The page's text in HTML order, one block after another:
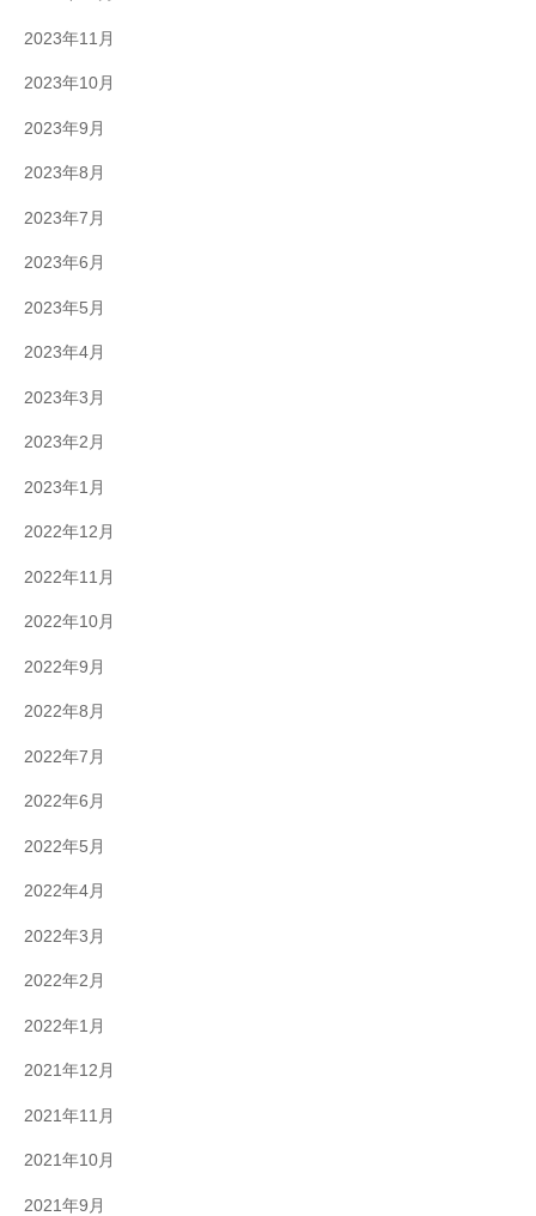
2023年11月
2023年10月
2023年9月
2023年8月
2023年7月
2023年6月
2023年5月
2023年4月
2023年3月
2023年2月
2023年1月
2022年12月
2022年11月
2022年10月
2022年9月
2022年8月
2022年7月
2022年6月
2022年5月
2022年4月
2022年3月
2022年2月
2022年1月
2021年12月
2021年11月
2021年10月
2021年9月